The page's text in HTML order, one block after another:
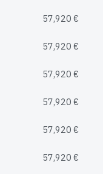
57,920 €
57,920 €
57,920 €
57,920 €
57,920 €
57,920 €